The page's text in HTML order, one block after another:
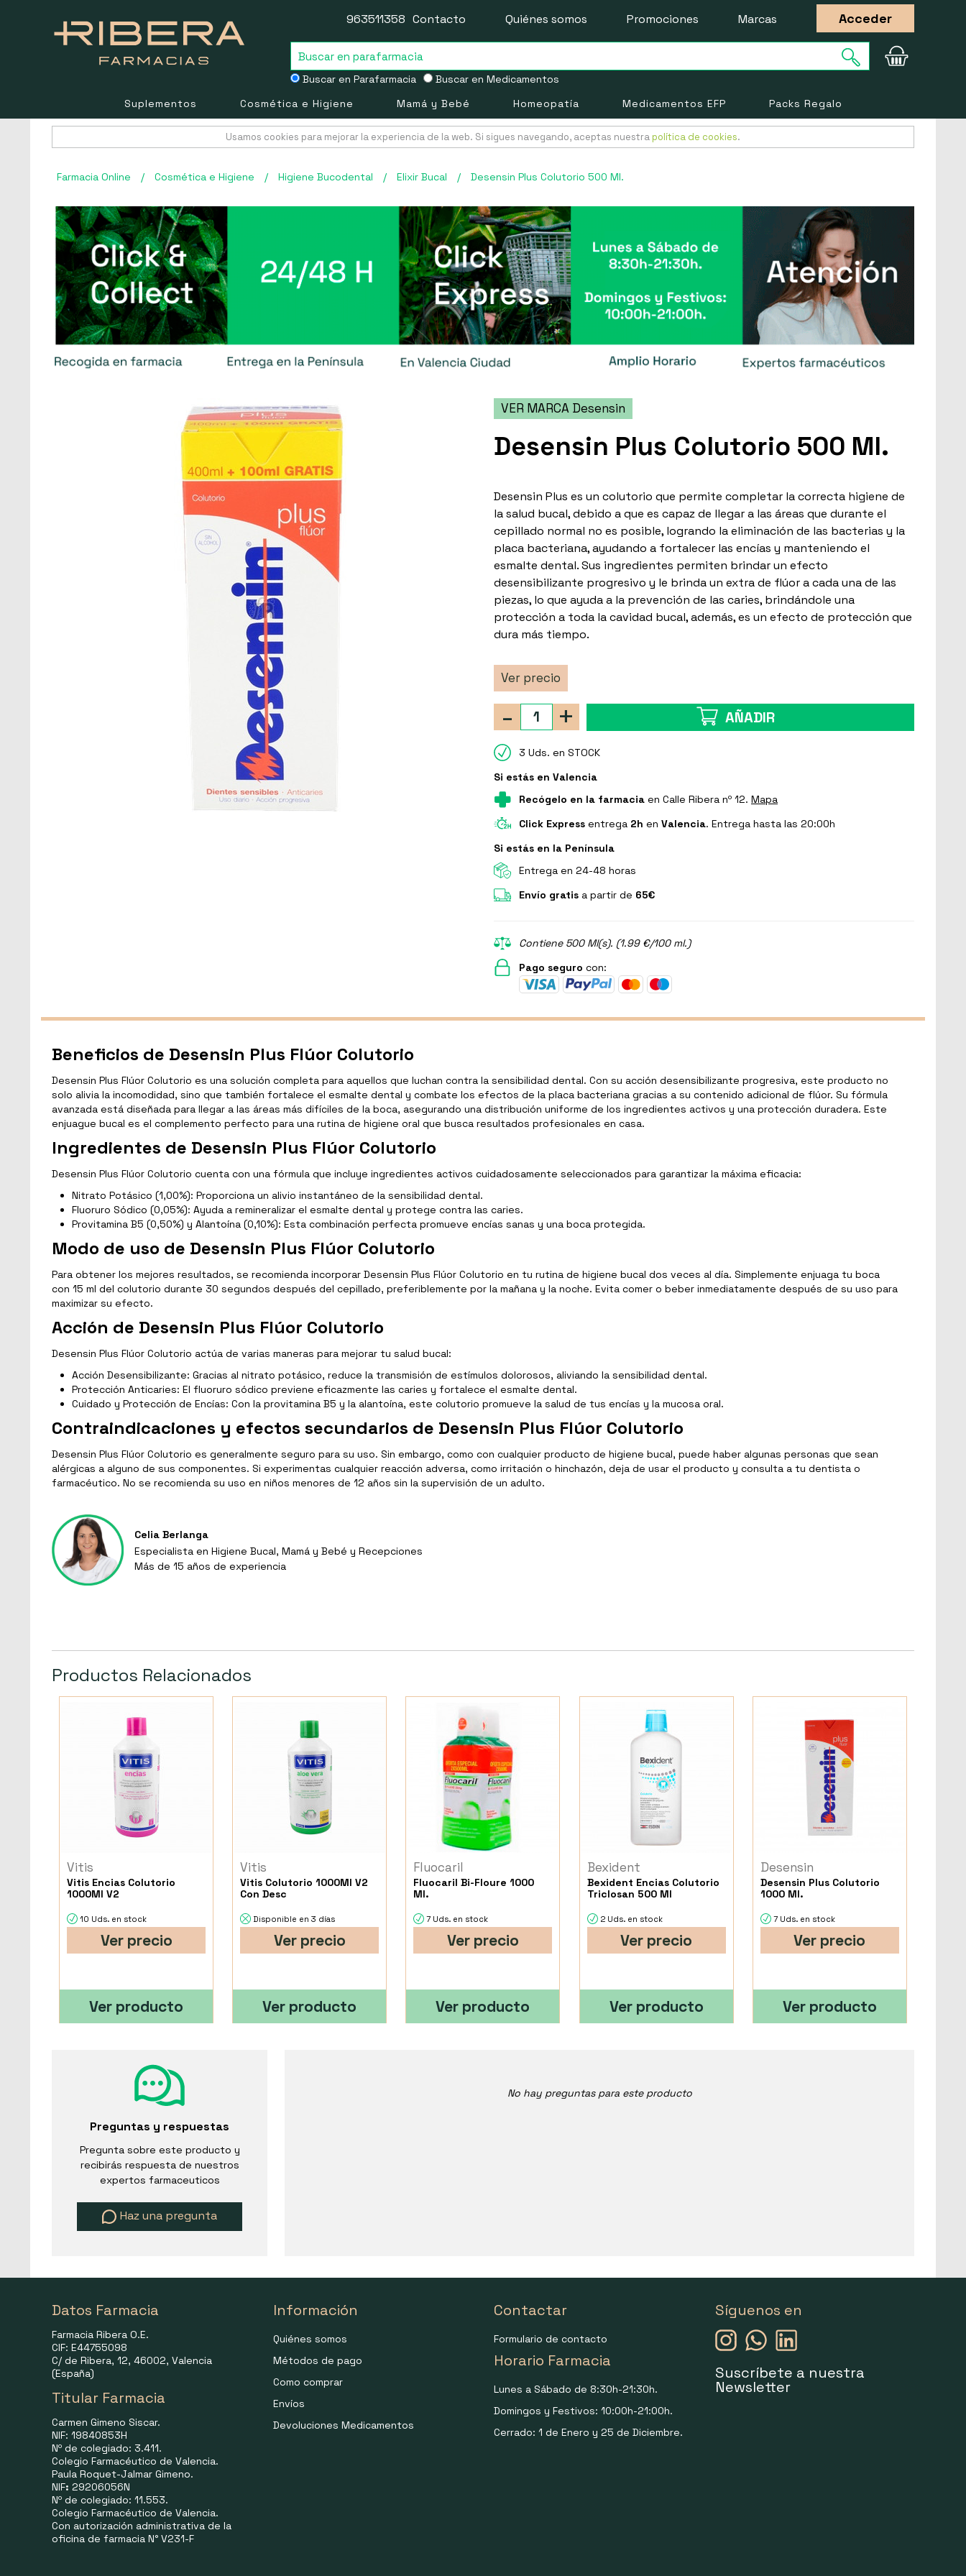
Buscar en Parafarmacia Buscar en Medicamentos
963511358 Contacto Quiénes somos Promociones Marcas Acceder
Suplementos Cosmética e Higiene Mamá y Bebé Homeopatía Medicamentos EFP Packs Regalo
Usamos cookies para mejorar la experiencia de la web. Si sigues navegando, aceptas nuestra política de cookies.
Farmacia Online / Cosmética e Higiene / Higiene Bucodental / Elixir Bucal / Desensin Plus Colutorio 500 Ml.
VER MARCA Desensin
Desensin Plus Colutorio 500 Ml.
Desensin Plus es un colutorio que permite completar la correcta higiene de
la salud bucal, debido a que es capaz de llegar a las áreas que durante el
cepillado normal no es posible, logrando la eliminación de las bacterias y la
placa bacteriana, ayudando a fortalecer las encías y manteniendo el
esmalte dental. Sus ingredientes permiten brindar un efecto
desensibilizante progresivo y le brinda un extra de flúor a cada una de las
piezas, lo que ayuda a la prevención de las caries, brindándole una
protección a toda la cavidad bucal, además, es un efecto de protección que
dura más tiempo.
Ver precio
+
- AÑADIR
3 Uds. en STOCK
Si estás en Valencia
Recógelo en la farmacia en Calle Ribera nº 12. Mapa
Click Express entrega 2h en Valencia. Entrega hasta las 20:00h
Si estás en la Península
Entrega en 24-48 horas
Envío gratis a partir de 65€
Contiene 500 Ml(s). (1.99 €/100 ml.)
Pago seguro con:
Beneficios de Desensin Plus Flúor Colutorio
Desensin Plus Flúor Colutorio es una solución completa para aquellos que luchan contra la sensibilidad dental. Con su acción desensibilizante progresiva, este producto no
solo alivia la incomodidad, sino que también fortalece el esmalte dental y combate los efectos de la placa bacteriana gracias a su contenido adicional de flúor. Su fórmula
avanzada está diseñada para llegar a las áreas más difíciles de la boca, asegurando una distribución uniforme de los ingredientes activos y una protección duradera. Este
enjuague bucal es el complemento perfecto para una rutina de higiene oral que busca resultados profesionales en casa.
Ingredientes de Desensin Plus Flúor Colutorio
Desensin Plus Flúor Colutorio cuenta con una fórmula que incluye ingredientes activos cuidadosamente seleccionados para garantizar la máxima eficacia:
Nitrato Potásico (1,00%): Proporciona un alivio instantáneo de la sensibilidad dental.
Fluoruro Sódico (0,05%): Ayuda a remineralizar el esmalte dental y protege contra las caries.
Provitamina B5 (0,50%) y Alantoína (0,10%): Esta combinación perfecta promueve encías sanas y una boca protegida.
Modo de uso de Desensin Plus Flúor Colutorio
Para obtener los mejores resultados, se recomienda incorporar Desensin Plus Flúor Colutorio en tu rutina de higiene bucal dos veces al día. Simplemente enjuaga tu boca
con 15 ml del colutorio durante 30 segundos después del cepillado, preferiblemente por la mañana y la noche. Evita comer o beber inmediatamente después de su uso para
maximizar su efecto.
Acción de Desensin Plus Flúor Colutorio
Desensin Plus Flúor Colutorio actúa de varias maneras para mejorar tu salud bucal:
Acción Desensibilizante: Gracias al nitrato potásico, reduce la transmisión de estímulos dolorosos, aliviando la sensibilidad dental.
Protección Anticaries: El fluoruro sódico previene eficazmente las caries y fortalece el esmalte dental.
Cuidado y Protección de Encías: Con la provitamina B5 y la alantoína, este colutorio promueve la salud de tus encías y la mucosa oral.
Contraindicaciones y efectos secundarios de Desensin Plus Flúor Colutorio
Desensin Plus Flúor Colutorio es generalmente seguro para su uso. Sin embargo, como con cualquier producto de higiene bucal, puede haber algunas personas que sean
alérgicas a alguno de sus componentes. Si experimentas cualquier reacción adversa, como irritación o hinchazón, deja de usar el producto y consulta a tu dentista o
farmacéutico. No se recomienda su uso en niños menores de 12 años sin la supervisión de un adulto.
Celia Berlanga
Especialista en Higiene Bucal, Mamá y Bebé y Recepciones
Más de 15 años de experiencia
Productos Relacionados
Vitis
Vitis Encias Colutorio
1000Ml V2
10 Uds. en stock
Ver precio
Ver producto
Vitis
Vitis Colutorio 1000Ml V2
Con Desc
Disponible en 3 días
Ver precio
Ver producto
Fluocaril
Fluocaril Bi-Floure 1000
Ml.
7 Uds. en stock
Ver precio
Ver producto
Bexident
Bexident Encias Colutorio
Triclosan 500 Ml
2 Uds. en stock
Ver precio
Ver producto
Desensin
Desensin Plus Colutorio
1000 Ml.
7 Uds. en stock
Ver precio
Ver producto
Preguntas y respuestas
Pregunta sobre este producto y
recibirás respuesta de nuestros
expertos farmaceuticos
Haz una pregunta
No hay preguntas para este producto
Datos Farmacia
Farmacia Ribera O.E.
CIF: E44755098
C/ de Ribera, 12, 46002, Valencia
(España)
Titular Farmacia
Carmen Gimeno Siscar.
NIF: 19840853H
Nº de colegiado: 3.411.
Colegio Farmacéutico de Valencia.
Paula Roquet-Jalmar Gimeno.
NIF: 29206056N
Nº de colegiado: 11.553.
Colegio Farmacéutico de Valencia.
Con autorización administrativa de la
oficina de farmacia N° V231-F
Información
Quiénes somos
Métodos de pago
Como comprar
Envíos
Devoluciones Medicamentos
Contactar
Formulario de contacto
Horario Farmacia
Lunes a Sábado de 8:30h-21:30h.
Domingos y Festivos: 10:00h-21:00h.
Cerrado: 1 de Enero y 25 de Diciembre.
Síguenos en
Suscríbete a nuestra
Newsletter